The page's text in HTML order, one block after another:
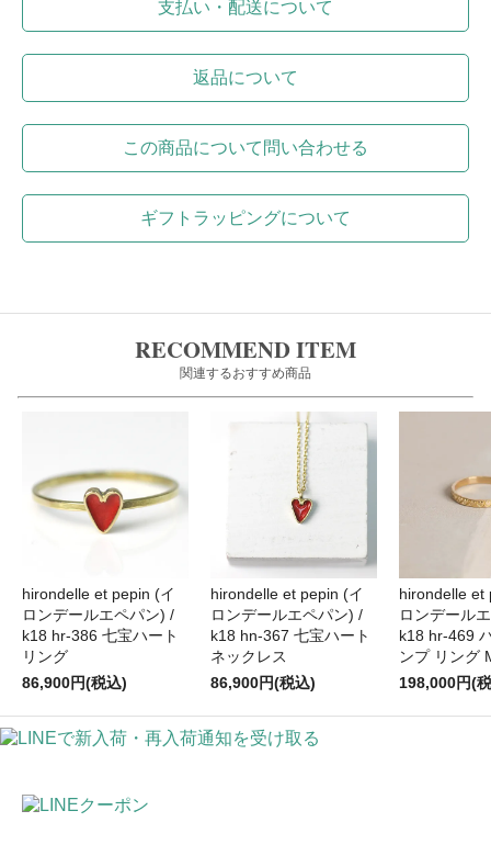
支払い・配送について
返品について
この商品について問い合わせる
ギフトラッピングについて
RECOMMEND ITEM
関連するおすすめ商品
hirondelle et pepin (イ
ロンデールエペパン) /
k18 hr-386 七宝ハート
リング
86,900円(税込)
hirondelle et pepin (イ
ロンデールエペパン) /
k18 hn-367 七宝ハート
ネックレス
86,900円(税込)
hirondelle et
ロンデール
k18 hr-469
ンプ リング
198,000円(